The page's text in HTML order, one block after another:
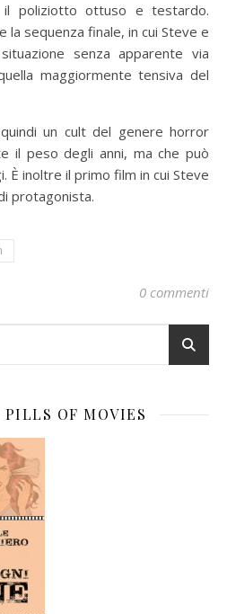
poliziotto ottuso e testardo.
la sequenza finale, in cui Steve e
senza apparente via
maggiormente tensiva del
un cult del genere horror
il peso degli anni, ma che può
È inoltre il primo film in cui Steve
protagonista.
0 commenti
OF MOVIES